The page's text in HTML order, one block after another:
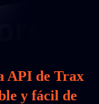
API de Trax
y fácil de